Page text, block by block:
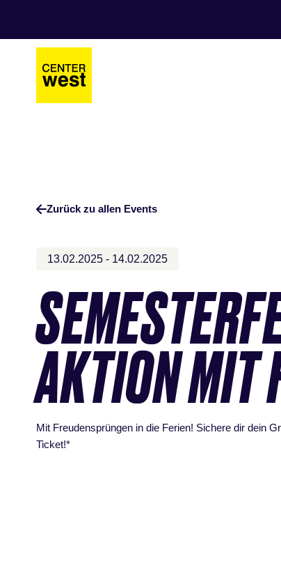
Zurück zu allen Events
13.02.2025 - 14.02.2025
AKTION MIT
Mit Freudensprüngen in die Ferien! Sichere dir dein
Ticket!*